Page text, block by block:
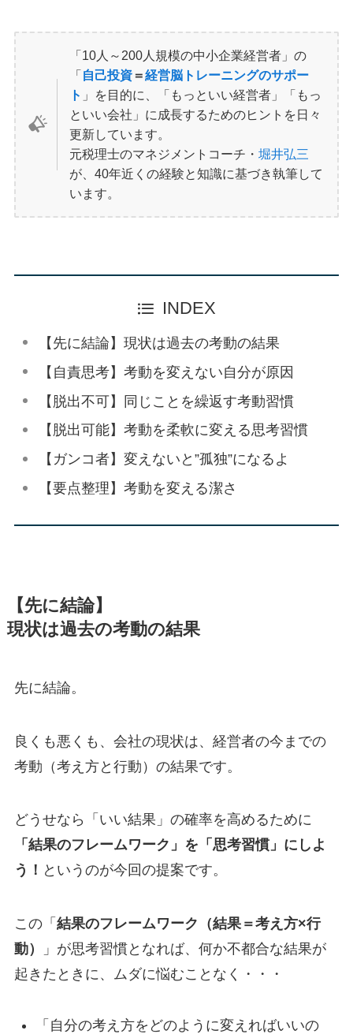
「10人～200人規模の中小企業経営者」の
「 自己投資＝経営脳トレーニングのサポー
ト 」を目的に、「もっといい経営者」「もっ
といい会社」に成長するためのヒントを日々
更新しています。
元税理士のマネジメントコーチ・堀井弘三
が、40年近くの経験と知識に基づき執筆して
います。
INDEX
【先に結論】現状は過去の考動の結果
【自責思考】考動を変えない自分が原因
【脱出不可】同じことを繰返す考動習慣
【脱出可能】考動を柔軟に変える思考習慣
【ガンコ者】変えないと”孤独”になるよ
【要点整理】考動を変える潔さ
【先に結論】
現状は過去の考動の結果
先に結論。
良くも悪くも、会社の現状は、経営者の今までの
考動（考え方と行動）の結果です。
どうせなら「いい結果」の確率を高めるために
「結果のフレームワーク」を「思考習慣」にしよ
う！ というのが今回の提案です。
この「 結果のフレームワーク（結果＝考え方×行
動）
」が思考習慣となれば、何か不都合な結果が
起きたときに、ムダに悩むことなく・・・
「自分の考え方をどのように変えればいいの